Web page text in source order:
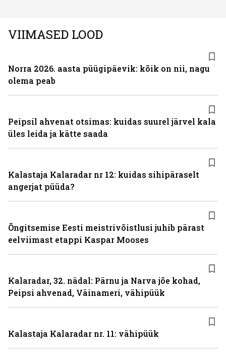
VIIMASED LOOD
Norra 2026. aasta püügipäevik: kõik on nii, nagu
olema peab
Peipsil ahvenat otsimas: kuidas suurel järvel kala
üles leida ja kätte saada
Kalastaja Kalaradar nr 12: kuidas sihipäraselt
angerjat püüda?
Õngitsemise Eesti meistrivõistlusi juhib pärast
eelviimast etappi Kaspar Mooses
Kalaradar, 32. nädal: Pärnu ja Narva jõe kohad,
Peipsi ahvenad, Väinameri, vähipüük
Kalastaja Kalaradar nr. 11: vähipüük